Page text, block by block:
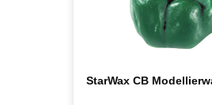
StarWax CB